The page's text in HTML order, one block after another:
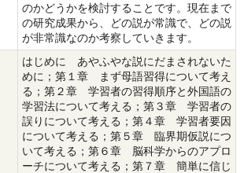
のかどうかを検討することです。現在まで
の研究成果から、どの説が常識で、どの説
が非常識なのか考察していきます。
はじめに あやふやな説にだまされないた
めに；第１章 まず母語習得について考え
る；第２章 学習者の習得順序と外国語の
学習法について考える；第３章 学習者の
誤りについて考える；第４章 学習者要因
について考える；第５章 臨界期仮説につ
いて考える；第６章 脳科学からのアプロ
ーチについて考える；第７章 簡単に信じ